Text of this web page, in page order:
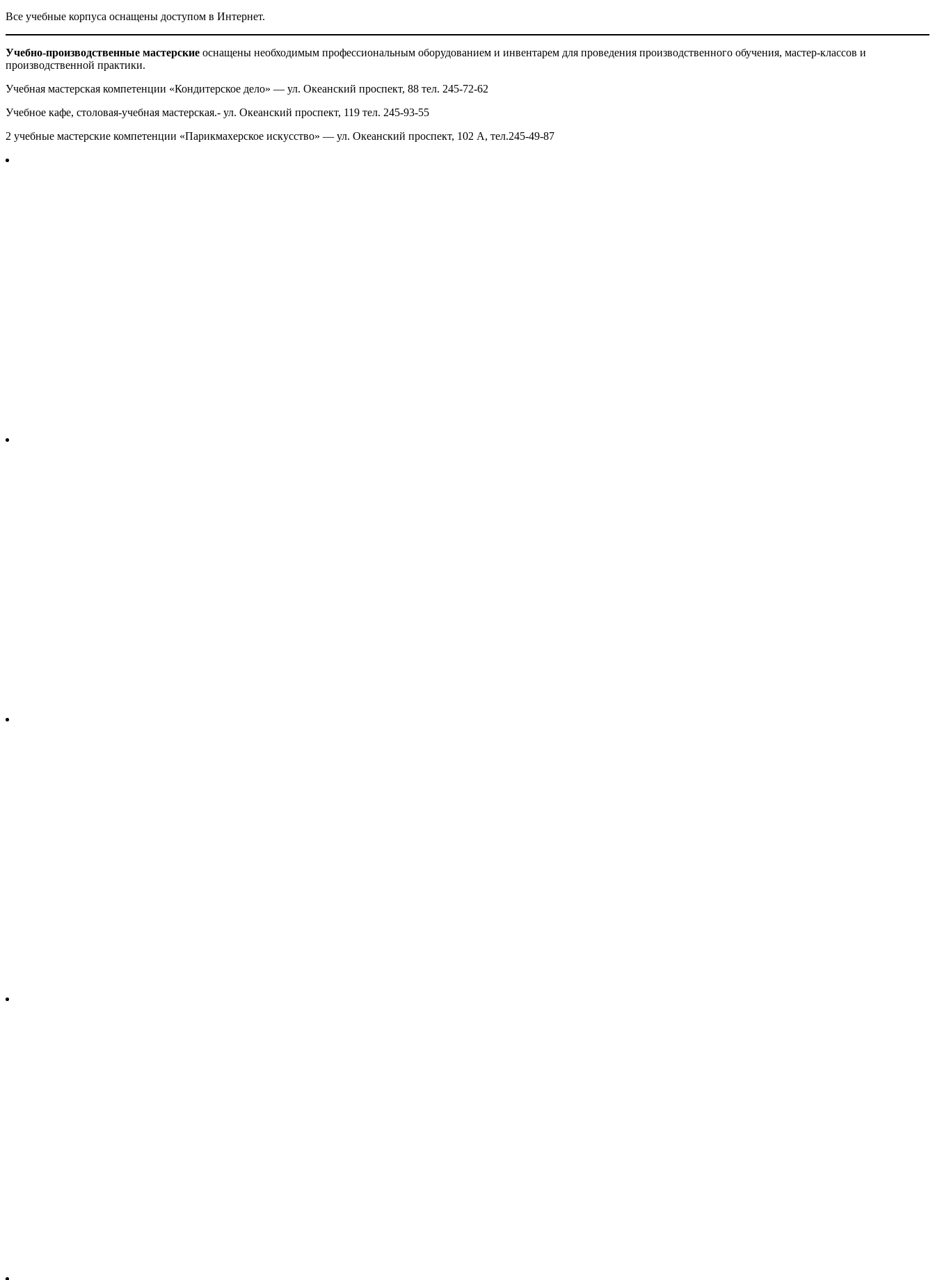
Все учебные корпуса оснащены доступом в Интернет.
Учебно-производственные мастерские оснащены необходимым профессиональным оборудованием и инвентарем для проведения производственного обучения, мастер-классов и
производственной практики.
Учебная мастерская компетенции «Кондитерское дело» — ул. Океанский проспект, 88 тел. 245-72-62
Учебное кафе, столовая-учебная мастерская.- ул. Океанский проспект, 119 тел. 245-93-55
2 учебные мастерские компетенции «Парикмахерское искусство» — ул. Океанский проспект, 102 А, тел.245-49-87